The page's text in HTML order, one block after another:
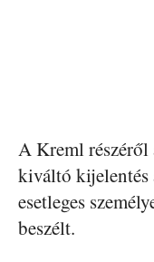
A Kreml
kiváltó
esetleges
beszélt.